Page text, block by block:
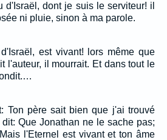
d'Israël, dont je suis le serviteur! il
ni pluie, sinon à ma parole.
est vivant! lors même que
l'auteur, il mourrait. Et dans tout le
Ton père sait bien que j'ai trouvé
Que Jonathan ne le sache pas;
l'Eternel est vivant et ton âme